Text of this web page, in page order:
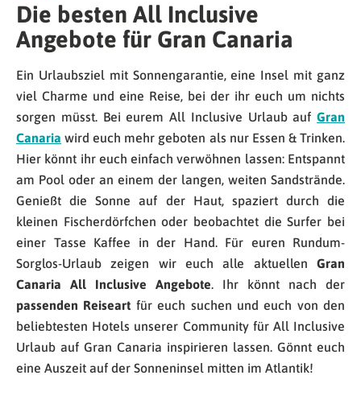
Die besten All Inclusive
Angebote für Gran Canaria
Ein Urlaubsziel mit Sonnengarantie, eine Insel mit ganz
viel Charme und eine Reise, bei der ihr euch um nichts
sorgen müsst. Bei eurem All Inclusive Urlaub auf Gran
Canaria wird euch mehr geboten als nur Essen & Trinken.
Hier könnt ihr euch einfach verwöhnen lassen: Entspannt
am Pool oder an einem der langen, weiten Sandstrände.
Genießt die Sonne auf der Haut, spaziert durch die
kleinen Fischerdörfchen oder beobachtet die Surfer bei
einer Tasse Kaffee in der Hand. Für euren Rundum-
Sorglos-Urlaub zeigen wir euch alle aktuellen Gran
Canaria All Inclusive Angebote. Ihr könnt nach der
passenden Reiseart für euch suchen und euch von den
beliebtesten Hotels unserer Community für All Inclusive
Urlaub auf Gran Canaria inspirieren lassen. Gönnt euch
eine Auszeit auf der Sonneninsel mitten im Atlantik!